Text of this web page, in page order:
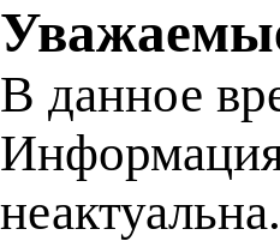
В данное
неактуальна.